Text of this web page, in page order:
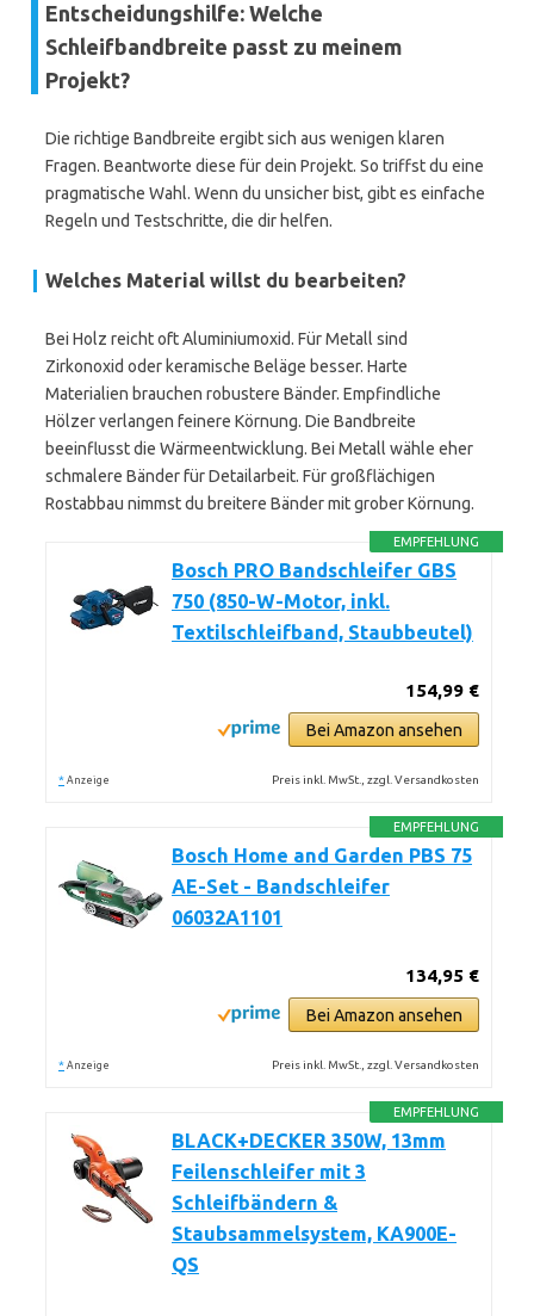
Entscheidungshilfe: Welche
Schleifbandbreite passt zu meinem
Projekt?
Die richtige Bandbreite ergibt sich aus wenigen klaren
Fragen. Beantworte diese für dein Projekt. So triffst du eine
pragmatische Wahl. Wenn du unsicher bist, gibt es einfache
Regeln und Testschritte, die dir helfen.
Welches Material willst du bearbeiten?
Bei Holz reicht oft Aluminiumoxid. Für Metall sind
Zirkonoxid oder keramische Beläge besser. Harte
Materialien brauchen robustere Bänder. Empfindliche
Hölzer verlangen feinere Körnung. Die Bandbreite
beeinflusst die Wärmeentwicklung. Bei Metall wähle eher
schmalere Bänder für Detailarbeit. Für großflächigen
Rostabbau nimmst du breitere Bänder mit grober Körnung.
EMPFEHLUNG
Bosch PRO Bandschleifer GBS
750 (850-W-Motor, inkl.
Textilschleifband, Staubbeutel)
154,99 €
Bei Amazon ansehen
* Anzeige Preis inkl. MwSt., zzgl. Versandkosten
EMPFEHLUNG
Bosch Home and Garden PBS 75
AE-Set - Bandschleifer
06032A1101
134,95 €
Bei Amazon ansehen
* Anzeige Preis inkl. MwSt., zzgl. Versandkosten
EMPFEHLUNG
BLACK+DECKER 350W, 13mm
Feilenschleifer mit 3
Schleifbändern &
Staubsammelsystem, KA900E-
QS